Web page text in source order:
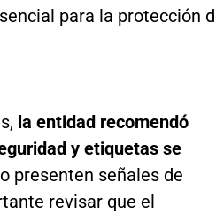
para la protección
la entidad recomendó
y etiquetas se
presenten señales de
revisar que el